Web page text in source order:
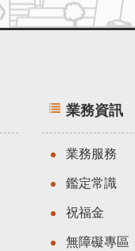
業務資訊
業務服務
鑑定常識
祝福金
無障礙專區